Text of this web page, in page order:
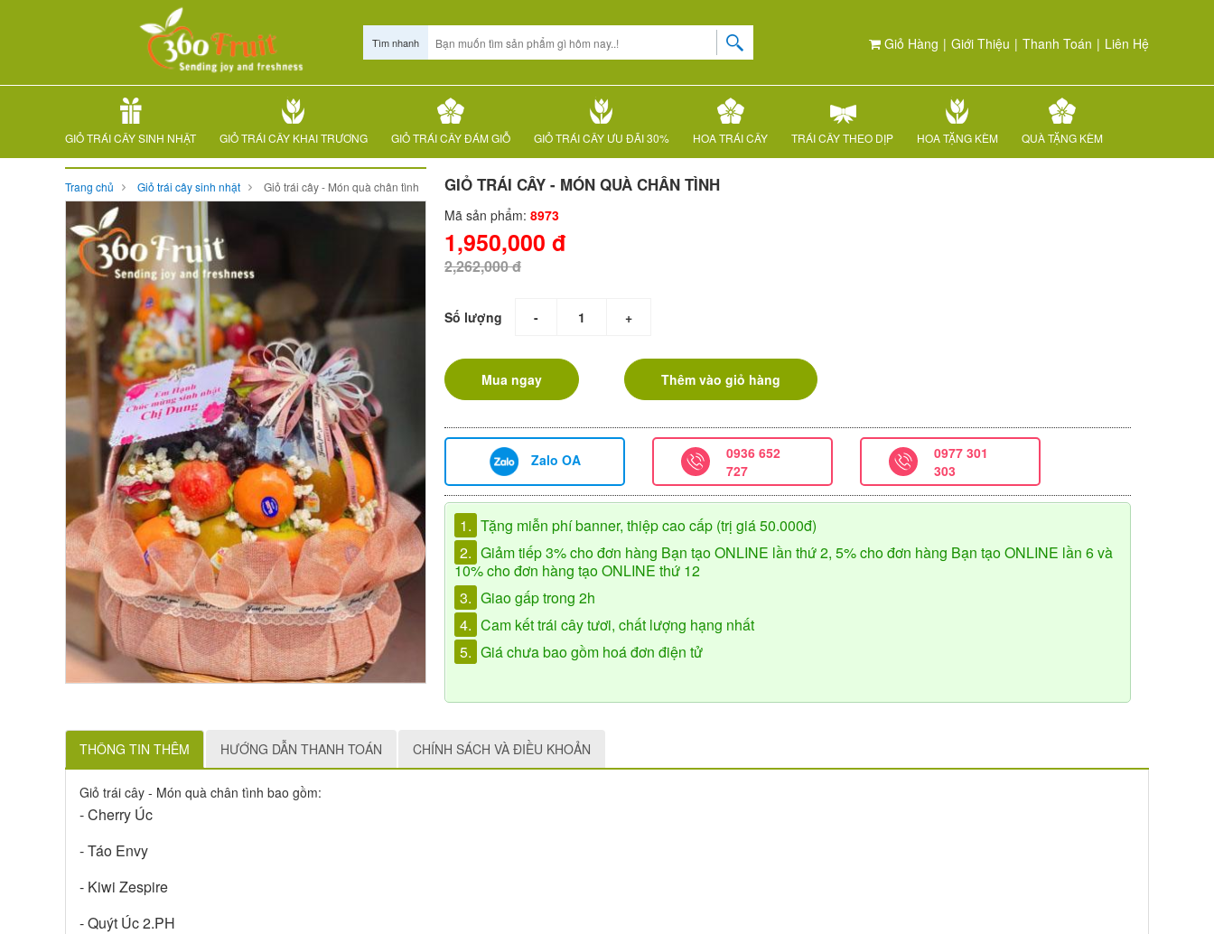
Giỏ Hàng | Giới Thiệu | Thanh Toán | Liên Hệ
Tìm nhanh
GIỎ TRÁI CÂY SINH NHẬT GIỎ TRÁI CÂY KHAI TRƯƠNG GIỎ TRÁI CÂY ĐÁM GIỖ GIỎ TRÁI CÂY ƯU ĐÃI 30% HOA TRÁI CÂY TRÁI CÂY THEO DỊP HOA TẶNG KÈM QUÀ TẶNG KÈM
Trang chủ Giỏ trái cây sinh nhật Giỏ trái cây - Món quà chân tình GIỎ TRÁI CÂY - MÓN QUÀ CHÂN TÌNH
Mã sản phẩm: 8973
1,950,000 đ
2,262,000 đ
Số lượng - +
Mua ngay Thêm vào giỏ hàng
Zalo OA
0936 652
727
0977 301
303
1. Tặng miễn phí banner, thiệp cao cấp (trị giá 50.000đ)
2. Giảm tiếp 3% cho đơn hàng Bạn tạo ONLINE lần thứ 2, 5% cho đơn hàng Bạn tạo ONLINE lần 6 và
10% cho đơn hàng tạo ONLINE thứ 12
3. Giao gấp trong 2h
4. Cam kết trái cây tươi, chất lượng hạng nhất
5. Giá chưa bao gồm hoá đơn điện tử
THÔNG TIN THÊM HƯỚNG DẪN THANH TOÁN CHÍNH SÁCH VÀ ĐIỀU KHOẢN
Giỏ trái cây - Món quà chân tình bao gồm:
- Cherry Úc
- Táo Envy
- Kiwi Zespire
- Quýt Úc 2.PH